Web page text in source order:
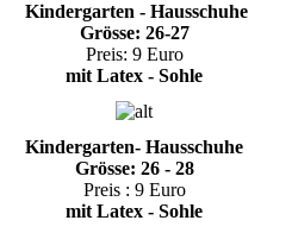
Kindergarten - Hausschuhe
Grösse: 26-27
Preis: 9 Euro
mit Latex - Sohle
Kindergarten- Hausschuhe
Grösse: 26 - 28
Preis : 9 Euro
mit Latex - Sohle